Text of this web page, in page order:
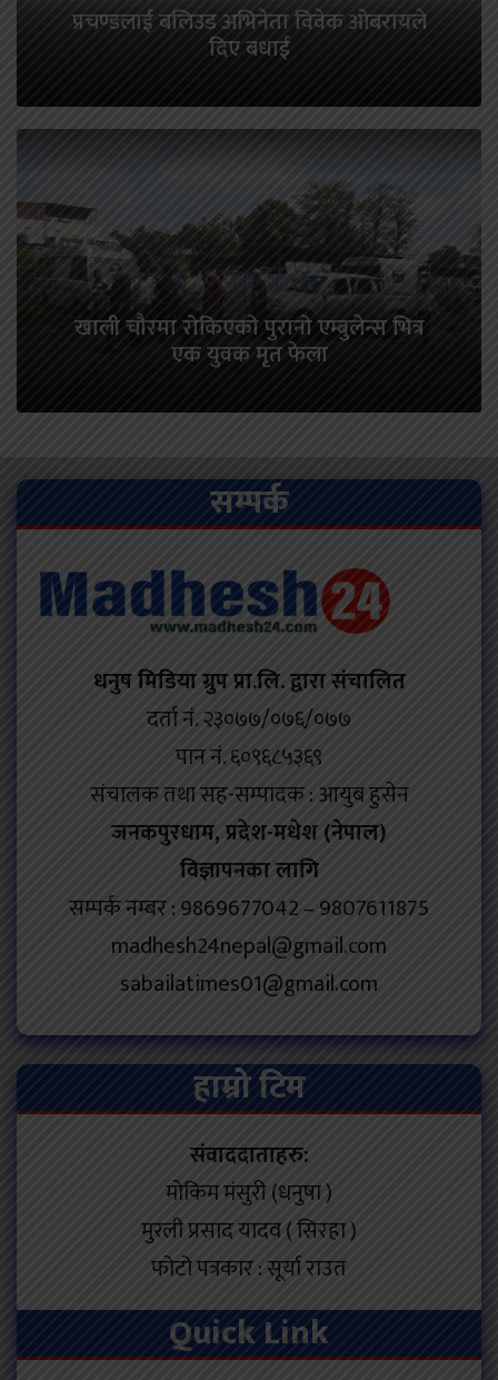
प्रचण्डलाई बलिउड अभिनेता विवेक ओबरायले
दिए बधाई
खाली चौरमा रोकिएको पुरानो एम्बुलेन्स भित्र
एक युवक मृत फेला
सम्पर्क
धनुष मिडिया ग्रुप प्रा.लि. द्वारा संचालित
दर्ता नं. २३०७७/०७६/०७७
पान नं. ६०९६८५३६९
संचालक तथा सह-सम्पादक : आयुब हुसेन
जनकपुरधाम, प्रदेश-मधेश (नेपाल)
विज्ञापनका लागि
सम्पर्क नम्बर : 9869677042 – 9807611875
madhesh24nepal@gmail.com
sabailatimes01@gmail.com
हाम्रो टिम
संवाददाताहरु:
मोकिम मंसुरी (धनुषा )
मुरली प्रसाद यादव ( सिरहा )
फोटो पत्रकार : सूर्या राउत
Quick Link